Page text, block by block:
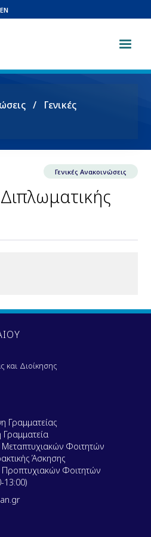
EN
Γενικές
Γενικές Ανακοινώσεις
και Διοίκησης
Γραμματείας
Φοιτητών
Άσκησης
Φοιτητών
13:00)